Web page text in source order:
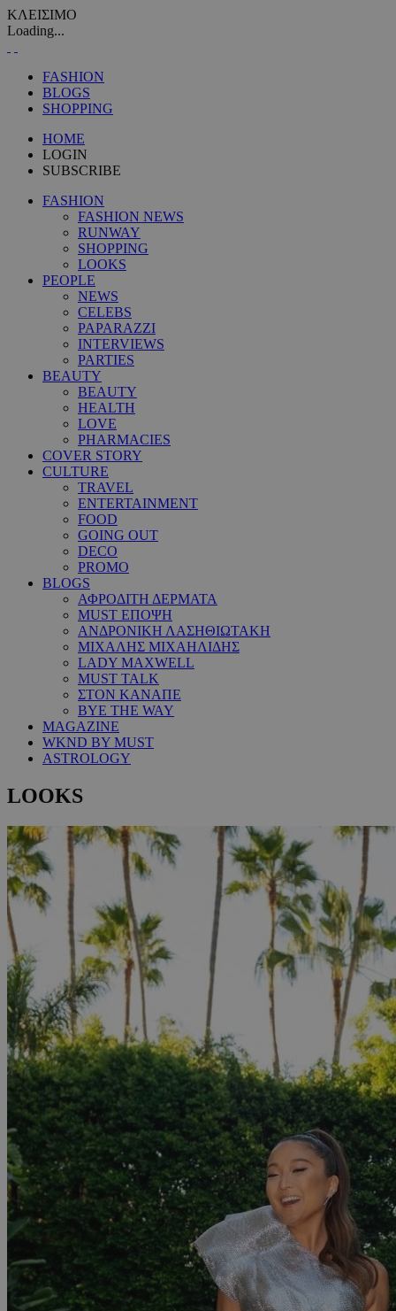
ΚΛΕΙΣΙΜΟ
Loading...
FASHION
BLOGS
SHOPPING
HOME
LOGIN
SUBSCRIBE
FASHION
FASHION NEWS
RUNWAY
SHOPPING
LOOKS
PEOPLE
NEWS
CELEBS
PAPARAZZI
INTERVIEWS
PARTIES
BEAUTY
BEAUTY
HEALTH
LOVE
PHARMACIES
COVER STORY
CULTURE
TRAVEL
ENTERTAINMENT
FOOD
GOING OUT
DECO
PROMO
BLOGS
ΑΦΡΟΔΙΤΗ ΔΕΡΜΑΤΑ
MUST ΕΠΟΨΗ
ΑΝΔΡΟΝΙΚΗ ΛΑΣΗΘΙΩΤΑΚΗ
ΜΙΧΑΛΗΣ ΜΙΧΑΗΛΙΔΗΣ
LADY MAXWELL
MUST TALK
ΣΤΟΝ ΚΑΝΑΠΕ
BYE THE WAY
MAGAZINE
WKND BY MUST
ASTROLOGY
LOOKS